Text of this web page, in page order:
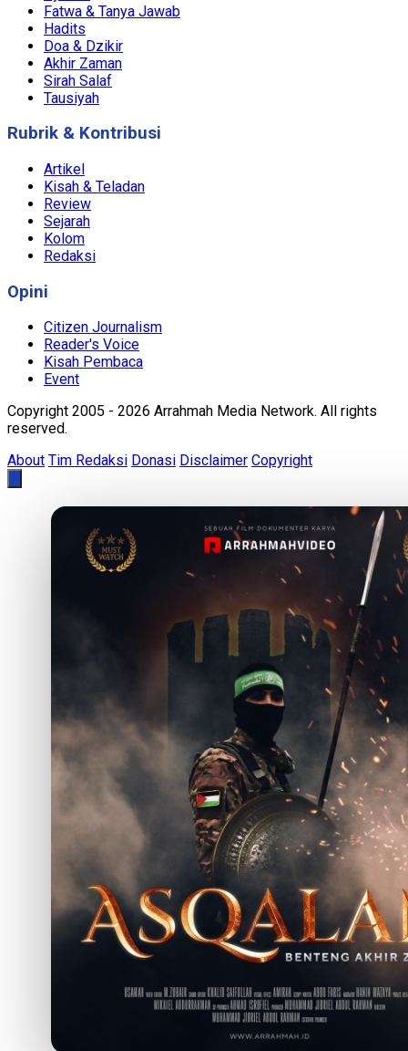
Fatwa & Tanya Jawab
Hadits
Doa & Dzikir
Akhir Zaman
Sirah Salaf
Tausiyah
Rubrik & Kontribusi
Artikel
Kisah & Teladan
Review
Sejarah
Kolom
Redaksi
Opini
Citizen Journalism
Reader's Voice
Kisah Pembaca
Event
Copyright 2005 - 2026 Arrahmah Media Network. All rights
reserved.
About Tim Redaksi Donasi Disclaimer Copyright